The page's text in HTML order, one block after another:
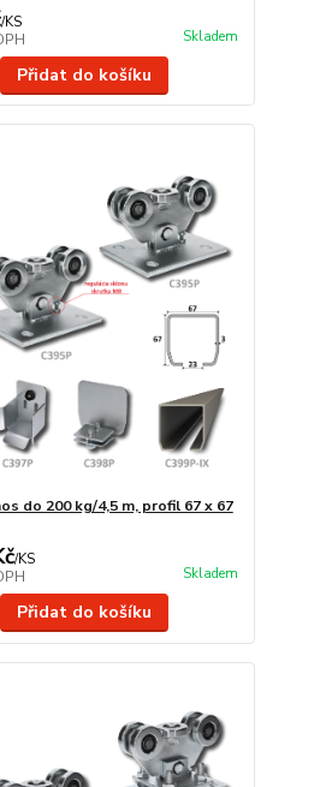
/KS
Skladem
Přidat do košíku
do 200 kg/4,5 m, profil 67 x 67
/KS
Skladem
Přidat do košíku